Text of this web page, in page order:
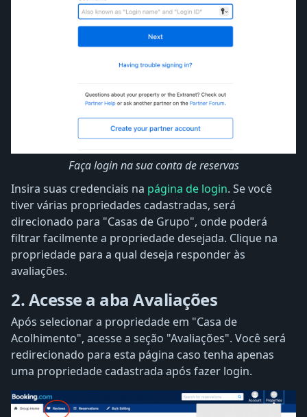
Faça login na sua conta de reservas
Insira suas credenciais na página de login. Se você
tiver várias propriedades cadastradas, será
direcionado para "Casas de Grupo", onde poderá
filtrar facilmente a propriedade desejada. Clique na
propriedade para a qual deseja responder às
avaliações.
2. Acesse a aba Avaliações
Após selecionar a propriedade em "Casa de
Acolhimento", acesse a seção "Avaliações". Você será
redirecionado para esta página caso tenha apenas
uma propriedade cadastrada após fazer login.